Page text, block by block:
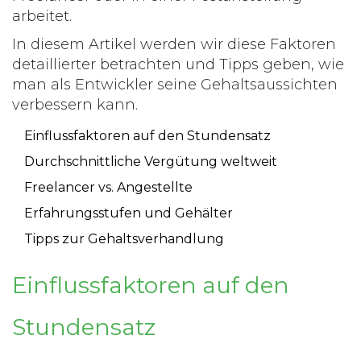
arbeitet.
In diesem Artikel werden wir diese Faktoren
detaillierter betrachten und Tipps geben, wie
man als Entwickler seine Gehaltsaussichten
verbessern kann.
Einflussfaktoren auf den Stundensatz
Durchschnittliche Vergütung weltweit
Freelancer vs. Angestellte
Erfahrungsstufen und Gehälter
Tipps zur Gehaltsverhandlung
Einflussfaktoren auf den
Stundensatz